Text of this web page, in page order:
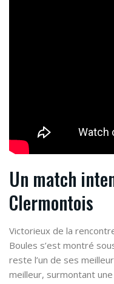
Un match
Clermontois
Victorieux de la
Boules s’est montré
reste l’un de ses
meilleur, surmontant